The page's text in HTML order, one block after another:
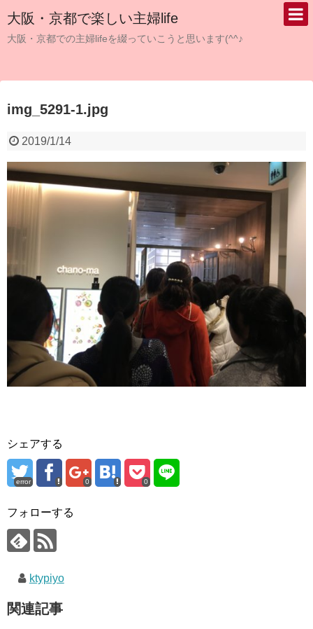
大阪・京都で楽しい主婦life
大阪・京都での主婦lifeを綴っていこうと思います(^^♪
img_5291-1.jpg
2019/1/14
シェアする
error 0 0
フォローする
ktypiyo
関連記事